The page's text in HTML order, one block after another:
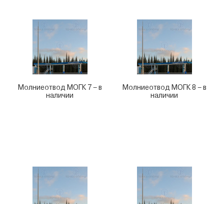
Молниеотвод МОГК 7 – в
наличии
Молниеотвод МОГК 8 – в
наличии